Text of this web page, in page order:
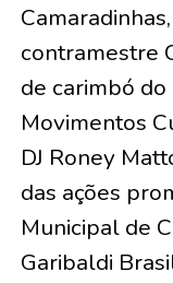
contramestre
de carimbó
Movimentos
DJ Roney
das ações
Municipal de
Garibaldi